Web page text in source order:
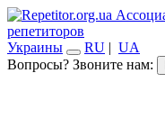
репетиторов
Украины
RU | UA
Вопросы? Звоните нам: